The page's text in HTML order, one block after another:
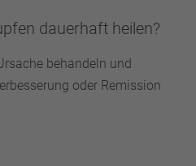
dauerhaft heilen?
behandeln und
oder Remission